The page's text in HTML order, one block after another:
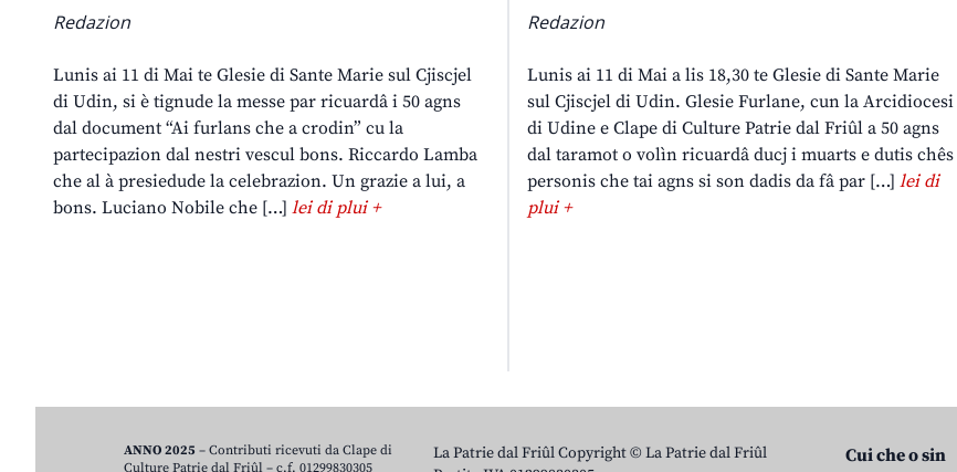
Redazion
Lunis ai 11 di Mai te Glesie di Sante Marie sul Cjiscjel
di Udin, si è tignude la messe par ricuardâ i 50 agns
dal document “Ai furlans che a crodin” cu la
partecipazion dal nestri vescul bons. Riccardo Lamba
che al à presiedude la celebrazion. Un grazie a lui, a
bons. Luciano Nobile che […] lei di plui +
Redazion
Lunis ai 11 di Mai a lis 18,30 te Glesie di Sante Marie
sul Cjiscjel di Udin. Glesie Furlane, cun la Arcidiocesi
di Udine e Clape di Culture Patrie dal Friûl a 50 agns
dal taramot o volìn ricuardâ ducj i muarts e dutis chês
personis che tai agns si son dadis da fâ par […] lei di
plui +
La Patrie dal Friûl Copyright © La Patrie dal Friûl
Cui che o sin
ANNO 2025 – Contributi ricevuti da Clape di
Culture Patrie dal Friûl – c.f. 01299830305